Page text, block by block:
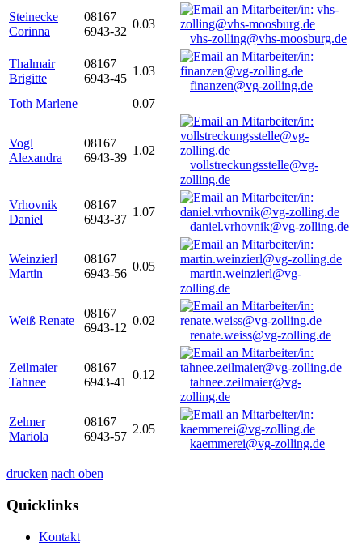
Steinecke
Corinna
08167
6943-32
0.03
vhs-zolling@vhs-moosburg.de
Thalmair
Brigitte
08167
6943-45
1.03
finanzen@vg-zolling.de
Toth Marlene
0.07
Vogl
Alexandra
08167
6943-39
1.02
vollstreckungsstelle@vg-
zolling.de
Vrhovnik
Daniel
08167
6943-37
1.07
daniel.vrhovnik@vg-zolling.de
Weinzierl
Martin
08167
6943-56
0.05
martin.weinzierl@vg-
zolling.de
Weiß Renate
08167
6943-12
0.02
renate.weiss@vg-zolling.de
Zeilmaier
Tahnee
08167
6943-41
0.12
tahnee.zeilmaier@vg-
zolling.de
Zelmer
Mariola
08167
6943-57
2.05
kaemmerei@vg-zolling.de
drucken nach oben
Quicklinks
Kontakt